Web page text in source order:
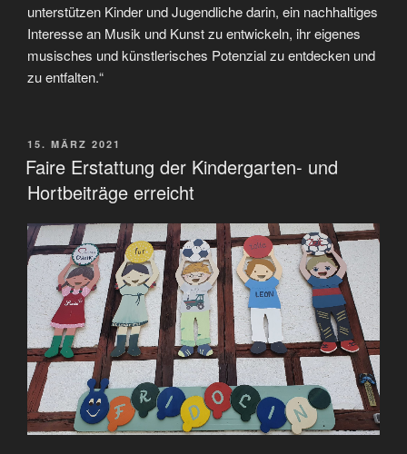
unterstützen Kinder und Jugendliche darin, ein nachhaltiges
Interesse an Musik und Kunst zu entwickeln, ihr eigenes
musisches und künstlerisches Potenzial zu entdecken und
zu entfalten.“
VERÖFFENTLICHT
AM
15. MÄRZ 2021
Faire Erstattung der Kindergarten- und
Hortbeiträge erreicht